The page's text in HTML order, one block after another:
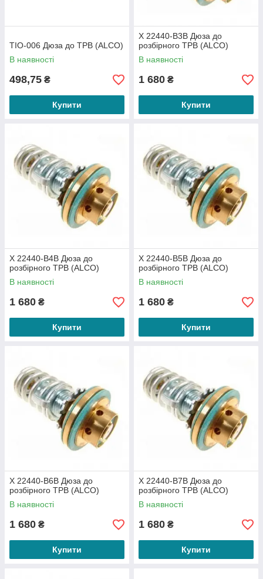
TIO-006 Дюза до ТРВ (ALCO)
В наявності
498,75 ₴
Купити
X 22440-B3B Дюза до
розбірного ТРВ (ALCO)
В наявності
1 680 ₴
Купити
X 22440-B4B Дюза до
розбірного ТРВ (ALCO)
В наявності
1 680 ₴
Купити
X 22440-B5B Дюза до
розбірного ТРВ (ALCO)
В наявності
1 680 ₴
Купити
X 22440-B6B Дюза до
розбірного ТРВ (ALCO)
В наявності
1 680 ₴
Купити
X 22440-B7B Дюза до
розбірного ТРВ (ALCO)
В наявності
1 680 ₴
Купити